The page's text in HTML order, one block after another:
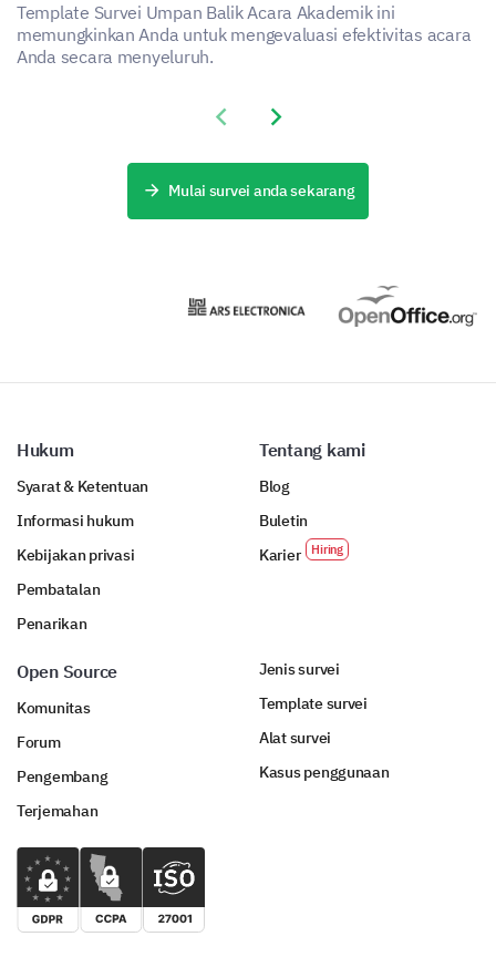
Template Survei Umpan Balik Acara Akademik ini
memungkinkan Anda untuk mengevaluasi efektivitas acara
Anda secara menyeluruh.
Previous slide
Next slide
Mulai survei anda sekarang
Hukum
Syarat & Ketentuan
Informasi hukum
Kebijakan privasi
Pembatalan
Penarikan
Tentang kami
Blog
Buletin
Karier
Open Source
Komunitas
Forum
Pengembang
Terjemahan
Jenis survei
Template survei
Alat survei
Kasus penggunaan